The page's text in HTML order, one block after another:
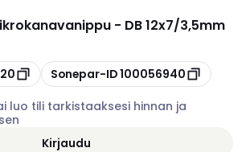
- DB 12x7/3,5mm
Kopioi
Sonepar-ID100056940
luo tili tarkistaaksesi hinnan ja
Kirjaudu